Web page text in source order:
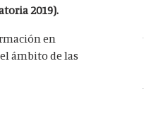
2019).
en
ámbito de las